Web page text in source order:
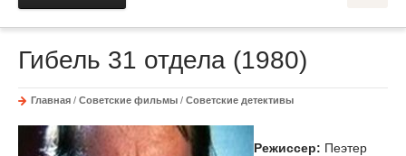
Гибель 31 отдела (1980)
Главная / Советские фильмы / Советские детективы
Режиссер: Пеэтер